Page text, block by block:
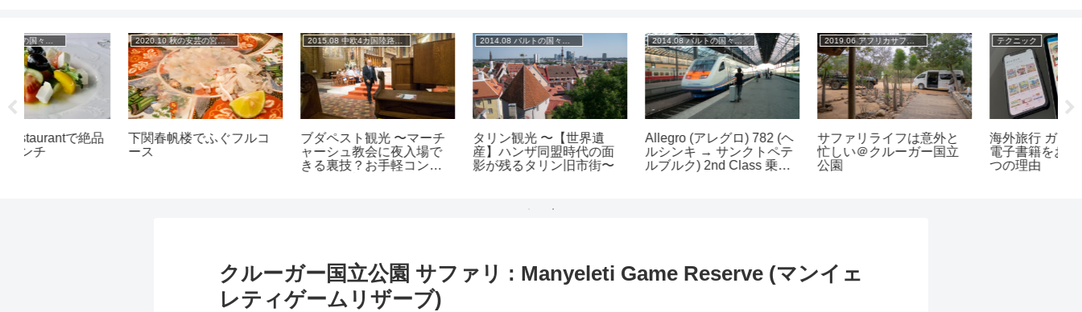
2020.10 秋の安芸の宮島 山陽の旅
下関春帆楼でふぐフルコ
ース
2015.08 中欧4カ国陸路1400km+の旅
ブダペスト観光 〜マーチ
ャーシュ教会に夜入場で
きる裏技？お手軽コンサ
タリン観光 〜【世界遺
産】ハンザ同盟時代の面
影が残るタリン旧市街〜
2014.08 バルトの国々周遊旅
Allegro (アレグロ) 782 (ヘ
ルシンキ → サンクトペテ
ルブルク) 2nd Class 乗車
サファリライフは意外と
忙しい＠クルーガー国立
公園
テクニック
海外旅行 ガイドブックは
電子書籍をおススメする5
クルーガー国立公園 サファリ : Manyeleti Game Reserve (マンイェ
レティゲームリザーブ)